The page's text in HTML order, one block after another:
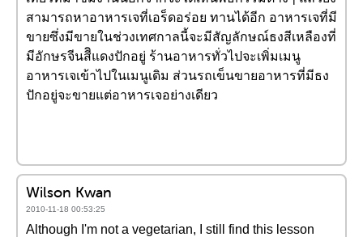
สามารถหาอาหารเจที่เอร็ดอร่อย ทานได้อีก อาหารเจที่มี
ขายซึ่งมีขายในช่วงเทศกาลนี้จะมีสัญลักษณ์ธงสีเหลืองที่
มีอักษรจีนสีิแดงปักอยู่ ร้านอาหารทั่วไปจะเพิ่มเมนู
อาหารเจเข้าไปในเมนูเดิม ส่วนรถเข็นขายอาหารที่มีธง
ปักอยู่จะขายแต่อาหารเจอย่างเดียว
Wilson Kwan
2010-11-18 00:53:25
Although I'm not a vegetarian, I still find this lesson